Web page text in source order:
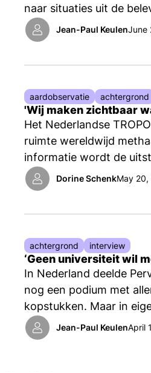
naar situaties uit de
lezer. Maar wanneer is
metafoor of vergelijking
geven hun kijk op de
Jean-Paul KeulenJune
'Wij maken zichtbaar
Het Nederlandse
ruimte wereldwijd
informatie wordt de
broeikasgas aangepakt.
teamleider Ilse Aben.
Dorine SchenkMay
aardobservatie achtergrond
‘Geen universiteit wil
In Nederland deelde
nog een podium met
kopstukken. Maar in
Pakistaanse theoretisch
nek aangekeken.
Jean-Paul KeulenApril
achtergrond interview